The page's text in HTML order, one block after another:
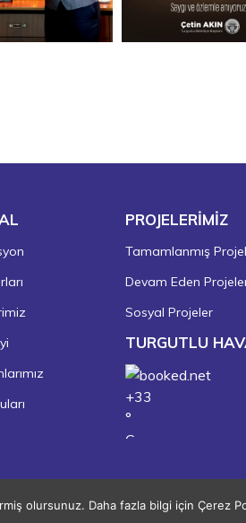
PROJELERİMİZ
Tamamlanmış
Devam Eden
Sosyal Projeler
TURGUTLU
+33
°
C
+22°
Turgutlu
Belediyesi
olursunuz. Daha fazla bilgi için Çerez